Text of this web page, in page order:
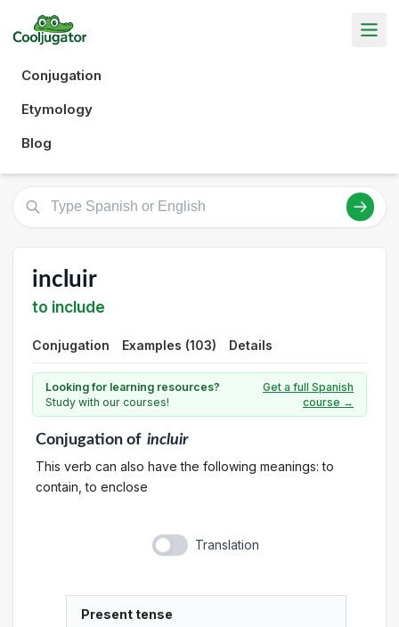
Conjugation
Etymology
Blog
incluir
to include
Conjugation Examples (103) Details
Looking for learning resources?
Study with our courses!
Get a full Spanish
course →
Conjugationof incluir
This verb can also have the following meanings: to
contain, to enclose
Translation
Present tense